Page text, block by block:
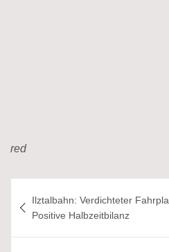
red
Ilztalbahn: Verdichteter
Positive Halbzeitbilanz